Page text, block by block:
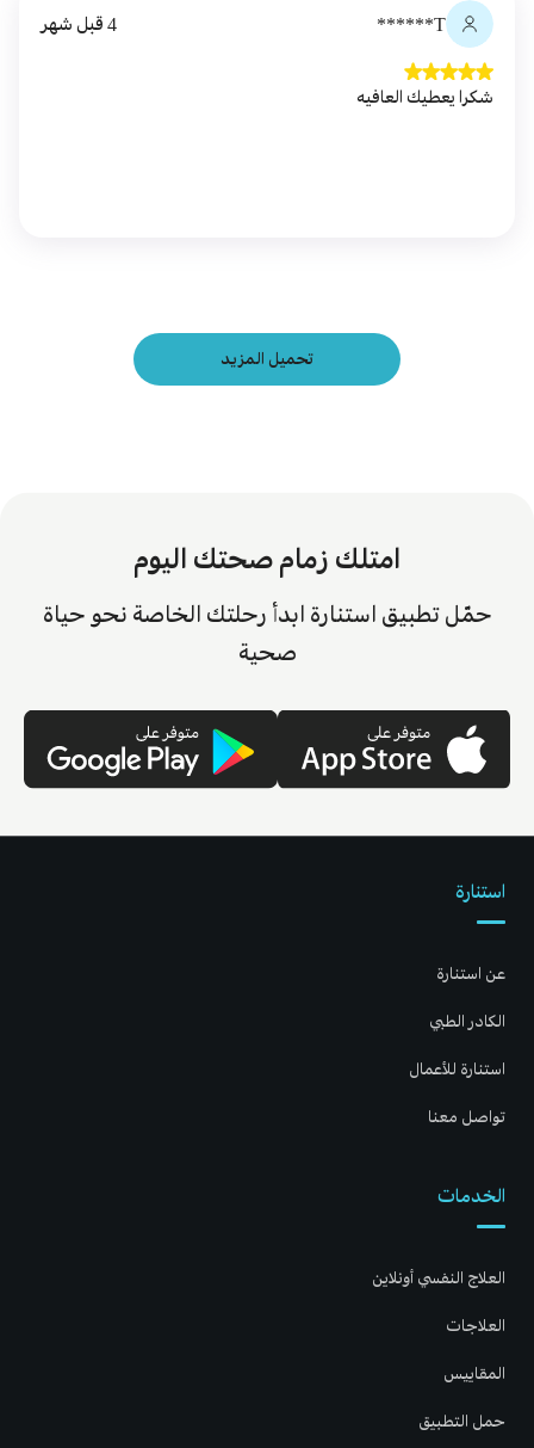
T****** 4 قبل شهر
شكرا يعطيك العافيه
تحميل المزيد
امتلك زمام صحتك اليوم
حمّل تطبيق استنارة ابدأ رحلتك الخاصة نحو حياة
صحية
استنارة
عن استنارة
الكادر الطبي
استنارة للأعمال
تواصل معنا
الخدمات
العلاج النفسي أونلاين
العلاجات
المقاييس
حمل التطبيق